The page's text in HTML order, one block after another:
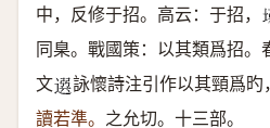
中，反修于招。高云：于招，
同臬。戰國策：以其類爲招。
文𨕖 詠懷詩注引作以其頸爲旳
讀若準。 之允切。十三部。